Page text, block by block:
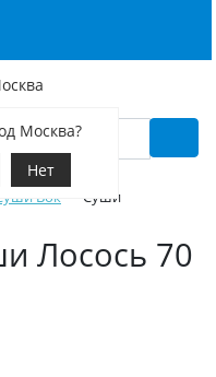
Москва?
Нет
Вок Суши
Лосось 70